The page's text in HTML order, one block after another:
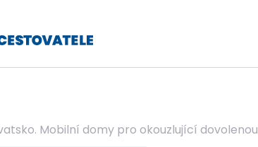
Mobilní domy pro okouzlující dovolenou